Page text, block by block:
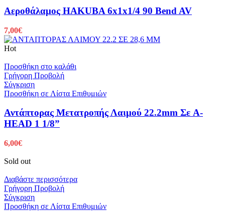
Αεροθάλαμος HAKUBA 6x1x1/4 90 Bend AV
7,00€
Hot
Προσθήκη στο καλάθι
Γρήγορη Προβολή
Σύγκριση
Προσθήκη σε Λίστα Επιθυμιών
Αντάπτορας Μετατροπής Λαιμού 22.2mm Σε A-
HEAD 1 1/8”
6,00€
Sold out
Διαβάστε περισσότερα
Γρήγορη Προβολή
Σύγκριση
Προσθήκη σε Λίστα Επιθυμιών